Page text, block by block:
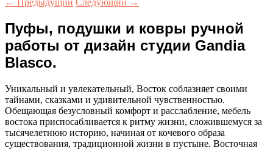
Пуфы, подушки и ковры ручной
работы от дизайн студии Gandia
Blasco.
Уникальный и увлекательный, Восток соблазняет своими
тайнами, сказками и удивительной чувственностью.
Обещающая безусловный комфорт и расслабление, мебель
востока приспосабливается к ритму жизни, сложившемуся за
тысячелетнюю историю, начиная от кочевого образа
существования, традиционной жизни в пустыне. Восточная